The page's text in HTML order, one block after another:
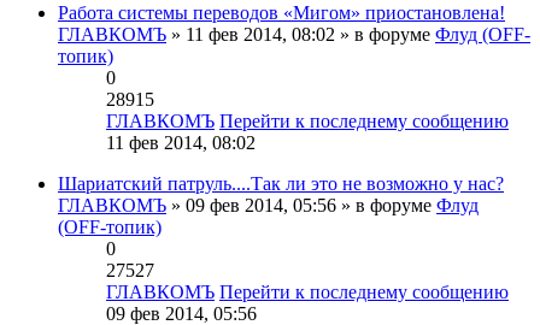
Работа системы переводов «Мигом» приостановлена!
ГЛАВКОМЪ » 11 фев 2014, 08:02 » в форуме Флуд (OFF-
топик)
0
28915
ГЛАВКОМЪ Перейти к последнему сообщению
11 фев 2014, 08:02
Шариатский патруль....Так ли это не возможно у нас?
ГЛАВКОМЪ » 09 фев 2014, 05:56 » в форуме Флуд
(OFF-топик)
0
27527
ГЛАВКОМЪ Перейти к последнему сообщению
09 фев 2014, 05:56